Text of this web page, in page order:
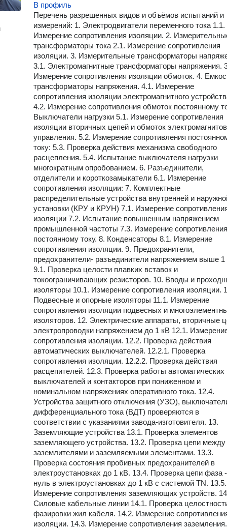
В профиль
Перечень разрешенных видов и объёмов испытаний и
измерений: 1. Электродвигатели переменного тока 1.1.
Измерение сопротивления изоляции. 2.
трансформаторы тока 2.1. Измерение сопротивления
изоляции. 3. Измерительные трансформаторы
3.1. Электромагнитные трансформаторы напряжения.
Измерение сопротивления изоляции обмоток. 4.
трансформаторы напряжения. 4.1. Измерение
сопротивления изоляции электромагнитного
4.2. Измерение сопротивления обмоток постоянному
Выключатели нагрузки 5.1. Измерение сопротивления
изоляции вторичных цепей и обмоток электромагнитов
управления. 5.2. Измерение сопротивления
току: 5.3. Проверка действия механизма свободного
расцепления. 5.4. Испытание выключателя нагрузки
многократным опробованием. 6. Разъединители,
отделители и короткозамыкатели 6.1. Измерение
сопротивления изоляции: 7. Комплектные
распределительные устройства внутренней и
установки (КРУ и КРУН) 7.1. Измерение
изоляции 7.2. Испытание повышенным напряжением
промышленной частоты 7.3. Измерение сопротивления
постоянному току. 8. Конденсаторы 8.1. Измерение
сопротивления изоляции. 9. Предохранители,
предохранители- разъединители напряжением выше 1
9.1. Проверка целости плавких вставок и
токоограничивающих резисторов. 10. Вводы и
изоляторы 10.1. Измерение сопротивления изоляции.
Подвесные и опорные изоляторы 11.1. Измерение
сопротивления изоляции подвесных и
изоляторов. 12. Электрические аппараты, вторичные
электропроводки напряжением до 1 кВ 12.1.
сопротивления изоляции. 12.2. Проверка действия
автоматических выключателей. 12.2.1. Проверка
сопротивления изоляции. 12.2.2. Проверка действия
расцепителей. 12.3. Проверка работы автоматических
выключателей и контакторов при пониженном и
номинальном напряжениях оперативного тока. 12.4.
Устройства защитного отключения (УЗО),
дифференциального тока (ВДТ) проверяются в
соответствии с указаниями завода-изготовителя. 13.
Заземляющие устройства 13.1. Проверка элементов
заземляющего устройства. 13.2. Проверка цепи между
заземлителями и заземляемыми элементами. 13.3.
Проверка состояния пробивных предохранителей в
электроустановках до 1 кВ. 13.4. Проверка цепи фаза -
нуль в электроустановках до 1 кВ с системой TN. 13.5.
Измерение сопротивления заземляющих устройств.
Силовые кабельные линии 14.1. Проверка
фазировки жил кабеля. 14.2. Измерение
изоляции. 14.3. Измерение сопротивления